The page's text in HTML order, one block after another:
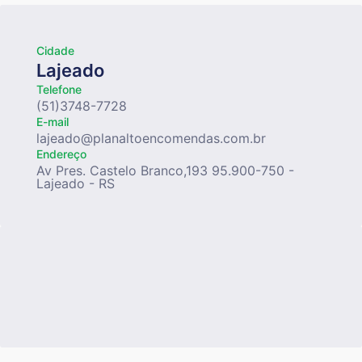
Cidade
Lajeado
Telefone
(51)3748-7728
E-mail
lajeado@planaltoencomendas.com.br
Endereço
Av Pres. Castelo Branco,193 95.900-750 -
Lajeado - RS